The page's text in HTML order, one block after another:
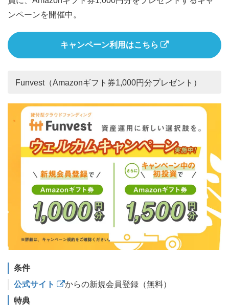
ンペーンを開催中。
キャンペーン利用はこちら
Funvest（Amazonギフト券1,000円分プレゼント）
条件
公式サイト
からの新規会員登録（無料）
特典